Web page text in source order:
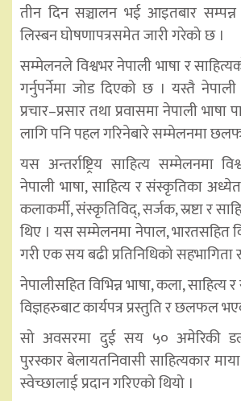
तीन दिन सञ्चालन भई आइतबार
लिस्बन घोषणापत्रसमेत जारी गरेको छ ।
सम्मेलनले विश्वभर नेपाली भाषा र
गर्नुपर्नेमा जोड दिएको छ । यस्तै नेपाली
प्रचार–प्रसार तथा प्रवासमा नेपाली भाषा
लागि पनि पहल गरिनेबारे सम्मेलनमा
यस अन्तर्राष्ट्रिय साहित्य सम्मेलनमा
नेपाली भाषा, साहित्य र संस्कृतिका
कलाकर्मी, संस्कृतिविद्, सर्जक, स्रष्टा र
थिए । यस सम्मेलनमा नेपाल, भारतसहित
गरी एक सय बढी प्रतिनिधिको सहभागिता
नेपालीसहित विभिन्न भाषा, कला, साहित्य
विज्ञहरुबाट कार्यपत्र प्रस्तुति र छलफल
सो अवसरमा दुई सय ५० अमेरिकी
पुरस्कार बेलायतनिवासी साहित्यकार
स्वेच्छालाई प्रदान गरिएको थियो ।